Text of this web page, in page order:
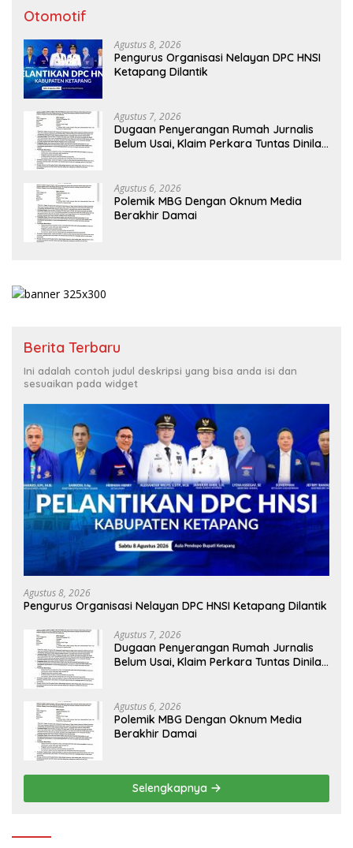
Otomotif
Agustus 8, 2026
Pengurus Organisasi Nelayan DPC HNSI
Ketapang Dilantik
Agustus 7, 2026
Dugaan Penyerangan Rumah Jurnalis
Belum Usai, Klaim Perkara Tuntas Dinilai
Agustus 6, 2026
Polemik MBG Dengan Oknum Media
Berakhir Damai
Berita Terbaru
Ini adalah contoh judul deskripsi yang bisa anda isi dan
sesuaikan pada widget
Agustus 8, 2026
Pengurus Organisasi Nelayan DPC HNSI Ketapang Dilantik
Agustus 7, 2026
Dugaan Penyerangan Rumah Jurnalis
Belum Usai, Klaim Perkara Tuntas Dinilai
Agustus 6, 2026
Polemik MBG Dengan Oknum Media
Berakhir Damai
Selengkapnya